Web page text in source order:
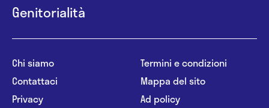
Genitorialità
Chi siamo
Contattaci
Privacy
Termini e condizioni
Mappa del sito
Ad policy